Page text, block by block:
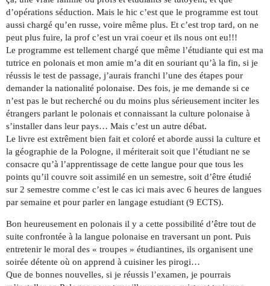
d’opérations séduction. Mais le hic c’est que le programme est tout
aussi chargé qu’en russe, voire même plus. Et c’est trop tard, on ne
peut plus fuire, la prof c’est un vrai coeur et ils nous ont eu!!!
Le programme est tellement chargé que même l’étudiante qui est ma
tutrice en polonais et mon amie m’a dit en souriant qu’à la fin, si je
réussis le test de passage, j’aurais franchi l’une des étapes pour
demander la nationalité polonaise. Des fois, je me demande si ce
n’est pas le but recherché ou du moins plus sérieusement inciter les
étrangers parlant le polonais et connaissant la culture polonaise à
s’installer dans leur pays… Mais c’est un autre débat.
Le livre est extrêment bien fait et coloré et aborde aussi la culture et
la géographie de la Pologne, il mériterait soit que l’étudiant ne se
consacre qu’à l’apprentissage de cette langue pour que tous les
points qu’il couvre soit assimilé en un semestre, soit d’être étudié
sur 2 semestre comme c’est le cas ici mais avec 6 heures de langues
par semaine et pour parler en langage estudiant (9 ECTS).
Bon heureusement en polonais il y a cette possibilité d’être tout de
suite confrontée à la langue polonaise en traversant un pont. Puis
entretenir le moral des « troupes » étudiantines, ils organisent une
soirée détente où on apprend à cuisiner les pirogi…
Que de bonnes nouvelles, si je réussis l’examen, je pourrais